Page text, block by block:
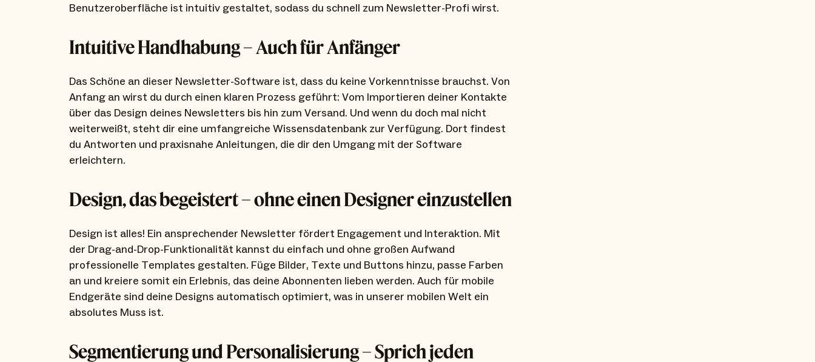
Benutzeroberfläche ist intuitiv gestaltet, sodass du schnell zum Newsletter-Profi wirst.
Intuitive Handhabung – Auch für Anfänger
Das Schöne an dieser Newsletter-Software ist, dass du keine Vorkenntnisse brauchst. Von
Anfang an wirst du durch einen klaren Prozess geführt: Vom Importieren deiner Kontakte
über das Design deines Newsletters bis hin zum Versand. Und wenn du doch mal nicht
weiterweißt, steht dir eine umfangreiche Wissensdatenbank zur Verfügung. Dort findest
du Antworten und praxisnahe Anleitungen, die dir den Umgang mit der Software
erleichtern.
Design, das begeistert – ohne einen Designer einzustellen
Design ist alles! Ein ansprechender Newsletter fördert Engagement und Interaktion. Mit
der Drag-and-Drop-Funktionalität kannst du einfach und ohne großen Aufwand
professionelle Templates gestalten. Füge Bilder, Texte und Buttons hinzu, passe Farben
an und kreiere somit ein Erlebnis, das deine Abonnenten lieben werden. Auch für mobile
Endgeräte sind deine Designs automatisch optimiert, was in unserer mobilen Welt ein
absolutes Muss ist.
Segmentierung und Personalisierung – Sprich jeden